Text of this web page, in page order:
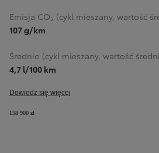
Emisja CO₂ (cykl mieszany, wartość
107 g/km
Średnio (cykl mieszany, wartość
4,7 l/100 km
Dowiedz się więcej
158 900 zł